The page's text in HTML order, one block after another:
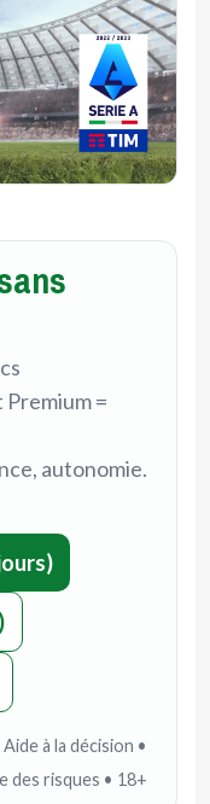
=
autonomie.
à la décision •
des risques • 18+